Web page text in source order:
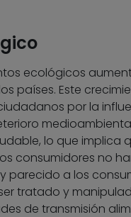
ecológicos
países. Este
por la
lo que implica
consumidores no
parecido a los
tratado y
de transmisión